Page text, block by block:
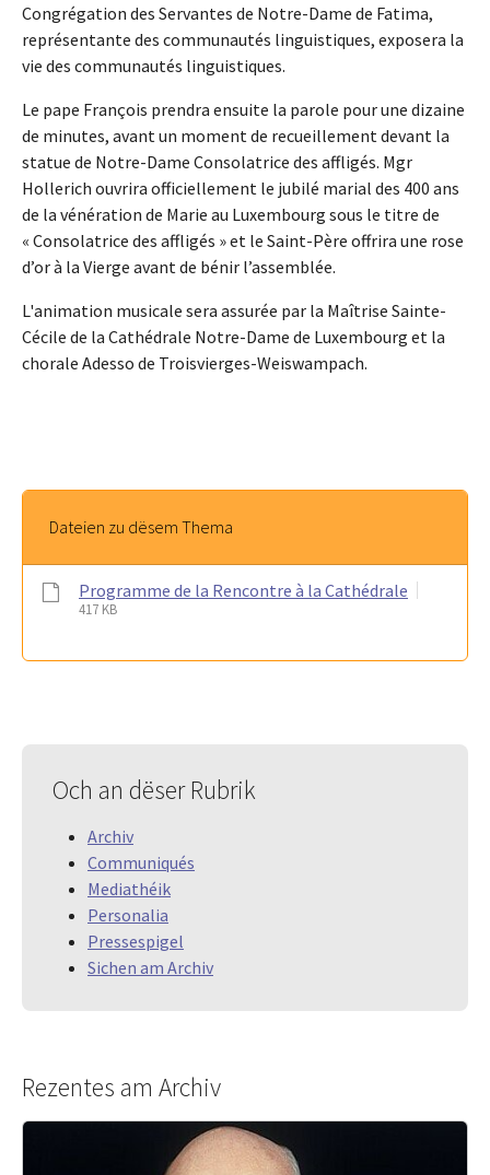
Congrégation des Servantes de Notre-Dame de Fatima,
représentante des communautés linguistiques, exposera la
vie des communautés linguistiques.
Le pape François prendra ensuite la parole pour une dizaine
de minutes, avant un moment de recueillement devant la
statue de Notre-Dame Consolatrice des affligés. Mgr
Hollerich ouvrira officiellement le jubilé marial des 400 ans
de la vénération de Marie au Luxembourg sous le titre de
« Consolatrice des affligés » et le Saint-Père offrira une rose
d’or à la Vierge avant de bénir l’assemblée.
L'animation musicale sera assurée par la Maîtrise Sainte-
Cécile de la Cathédrale Notre-Dame de Luxembourg et la
chorale Adesso de Troisvierges-Weiswampach.
Dateien zu dësem Thema
Programme de la Rencontre à la Cathédrale
417 KB
Och an dëser Rubrik
Archiv
Communiqués
Mediathéik
Personalia
Pressespigel
Sichen am Archiv
Rezentes am Archiv